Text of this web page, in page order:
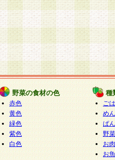
野菜の食材の色
赤色
黄色
緑色
紫色
白色
種
ご
めん
ぱん
野
お
お